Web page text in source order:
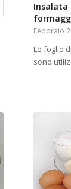
Insalata
Febbraio
Le foglie
sono